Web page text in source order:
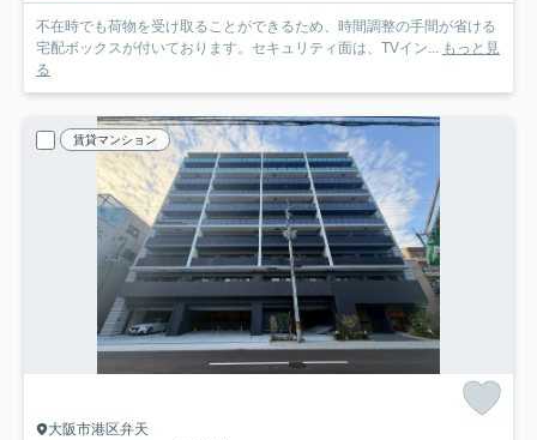
不在時でも荷物を受け取ることができるため、時間調整の手間が省ける
宅配ボックスが付いております。セキュリティ面は、TVイン...
もっと見
る
賃貸マンション
大阪市港区弁天